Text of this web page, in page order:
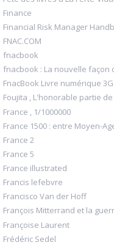
Finance
Financial Risk Manager
FNAC.COM
fnacbook
fnacbook : La nouvelle façon
FnacBook Livre numérique
Foujita , L'honorable partie
France , 1/1000000
France 1500 : entre Moyen-
France 2
France 5
France illustrated
Francis lefebvre
Francisco Van der Hoff
François Mitterrand et la
Françoise Laurent
Frédéric Sedel